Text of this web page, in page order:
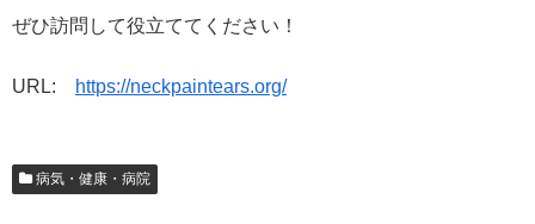
ぜひ訪問して役立ててください！
URL: https://neckpaintears.org/
病気・健康・病院